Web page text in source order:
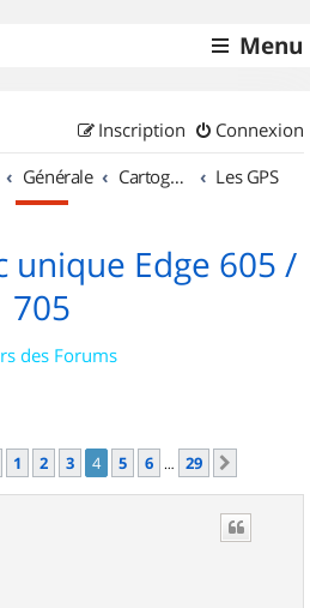
Menu
Connexion
Inscription
Générale Cartographie et GPS Les GPS
unique Edge 605 /
705
des Forums
4sur
Précédent
1 2 3 4 5 6 … 29